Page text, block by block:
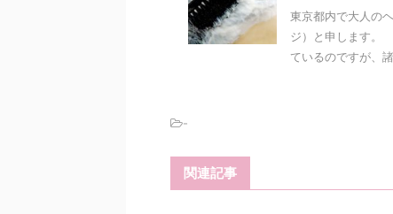
東京都内で大人の
ジ）と申します。
ているのですが、
-
関連記事